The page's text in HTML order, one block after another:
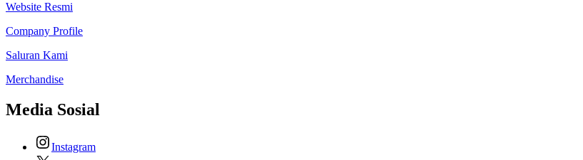
Website Resmi
Company Profile
Saluran Kami
Merchandise
Media Sosial
Instagram